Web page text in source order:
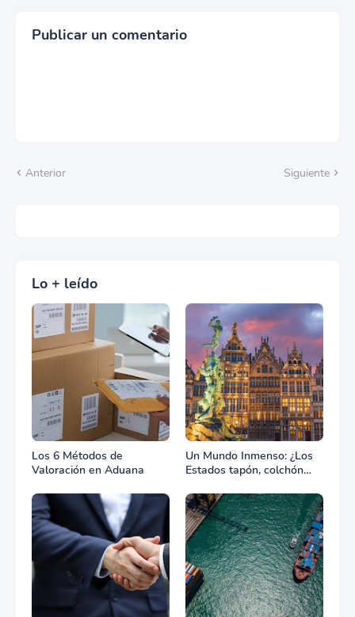
Publicar un comentario
Anterior Siguiente
Lo + leído
Los 6 Métodos de
Valoración en Aduana
Un Mundo Inmenso: ¿Los
Estados tapón, colchón
combate?